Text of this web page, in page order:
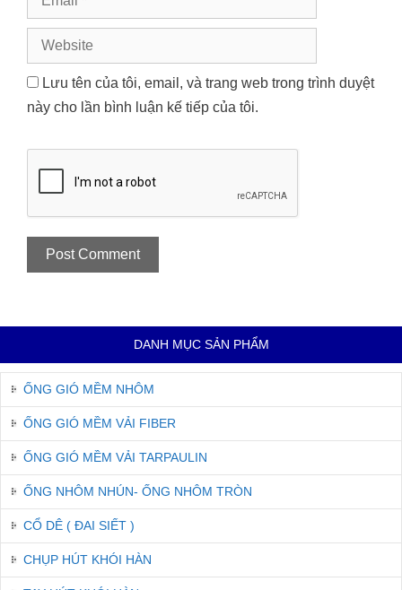
Website
Lưu tên của tôi, email, và trang web trong trình duyệt
này cho lần bình luận kế tiếp của tôi.
DANH MỤC SẢN PHẨM
ỐNG GIÓ MỀM NHÔM
ỐNG GIÓ MỀM VẢI FIBER
ỐNG GIÓ MỀM VẢI TARPAULIN
ỐNG NHÔM NHÚN- ỐNG NHÔM TRÒN
CỔ DÊ ( ĐAI SIẾT )
CHỤP HÚT KHÓI HÀN